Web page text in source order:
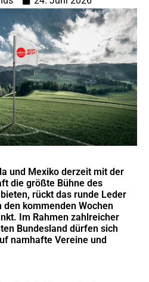
und Mexiko derzeit mit der
die größte Bühne des
rückt das runde Leder
kommenden Wochen
Im Rahmen zahlreicher
Bundesland dürfen sich
namhafte Vereine und